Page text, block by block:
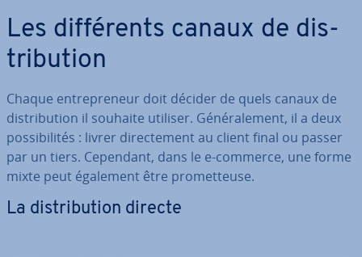
Les dif­fé­rents canaux de dis­
tri­bu­tion
Chaque en­tre­pre­neur doit décider de quels canaux de
dis­tri­bu­tion il souhaite utiliser. Gé­né­ra­le­ment, il a deux
pos­si­bi­li­tés : livrer di­rec­te­ment au client final ou passer
par un tiers. Cependant, dans le e-commerce, une forme
mixte peut également être pro­met­teuse.
La dis­tri­bu­tion directe